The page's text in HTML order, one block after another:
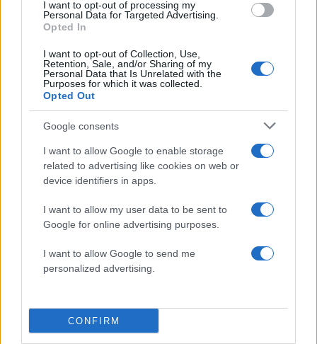
I want to opt-out of processing my
Personal Data for Targeted Advertising.
Opted In
I want to opt-out of Collection, Use,
Retention, Sale, and/or Sharing of my
Personal Data that Is Unrelated with the
Purposes for which it was collected.
Opted Out
Google consents
I want to allow Google to enable storage
related to advertising like cookies on web or
device identifiers in apps.
I want to allow my user data to be sent to
Google for online advertising purposes.
I want to allow Google to send me
personalized advertising.
CONFIRM